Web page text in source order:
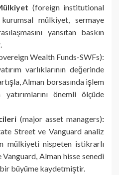
(foreign institutional
kurumsal mülkiyet, sermaye
yansıtan baskın
Wealth Funds-SWFs):
varlıklarının değerinde
Alman borsasında işlem
önemli ölçüde
(major asset managers):
Street ve Vanguard analiz
mülkiyeti nispeten istikrarlı
Alman hisse senedi
büyüme kaydetmiştir.